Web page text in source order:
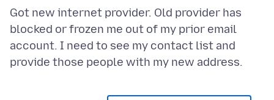
Got new internet provider. Old provider has
blocked or frozen me out of my prior email
account. I need to see my contact list and